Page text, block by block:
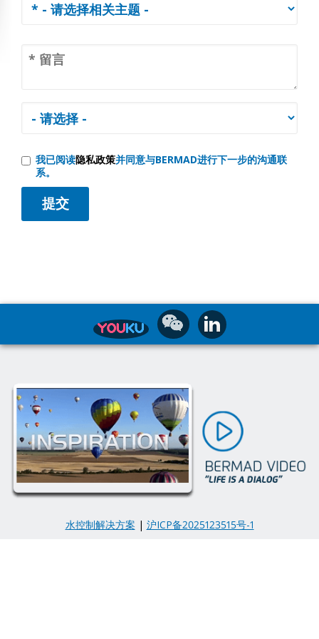
我已阅读隐私政策并同意与BERMAD进行下一步的沟通联
系。
水控制解决方案 | 沪ICP备2025123515号-1